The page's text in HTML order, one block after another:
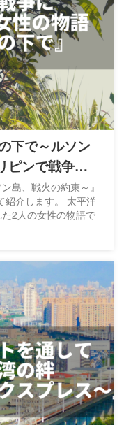
下で～ルソン
ピンで戦争に
島、戦火の約束～』
紹介します。 太平洋
2人の女性の物語で